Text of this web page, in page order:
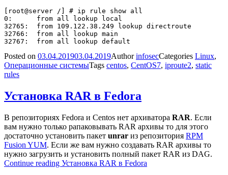
[root@server /] # ip rule show all
0:	from all lookup local
32765:	from 109.122.38.249 lookup directroute
32766:	from all lookup main
Posted on 03.04.201903.04.2019AuthorinfosecCategories Linux,
Операционные системыTags centos, CentOS7, iproute2, static
rules
Установка RAR в Fedora
В репозиториях Fedora и Centos нет архиватора RAR. Если
вам нужно только рапаковывать RAR архивы то для этого
достаточно установить пакет unrar из репозитория RPM
Fusion YUM. Если же вам нужно создавать RAR архивы то
нужно загрузить и установить полный пакет RAR из DAG.
Continue reading Установка RAR в Fedora